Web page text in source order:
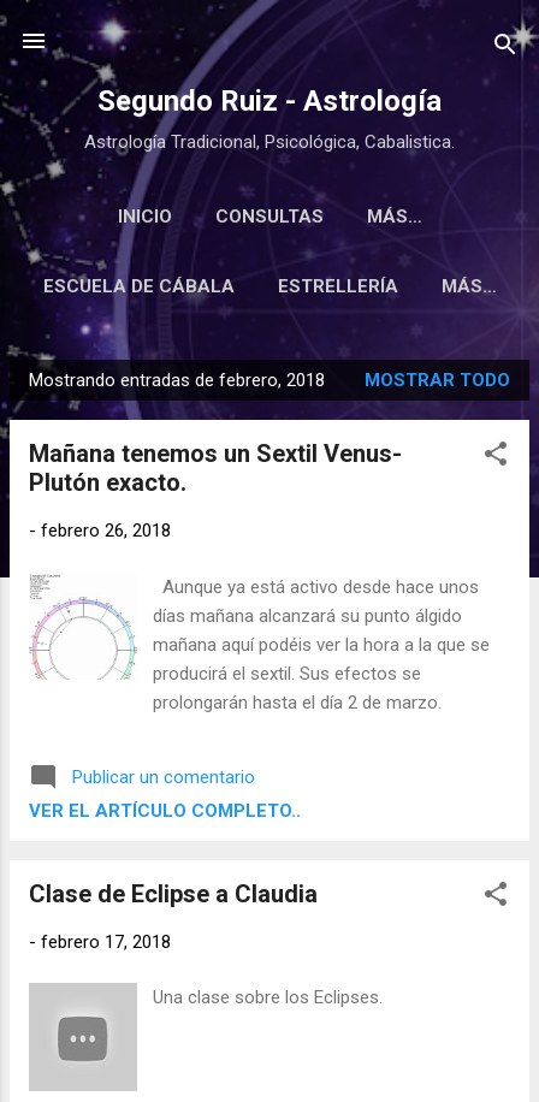
Ir al contenido principal
Segundo Ruiz - Astrología
Astrología Tradicional, Psicológica, Cabalistica.
INICIO CONSULTAS MÁS…
ESCUELA DE CÁBALA ESTRELLERÍA MÁS…
E
n
Mostrando entradas de febrero, 2018 MOSTRAR TODO
Mañana tenemos un Sextil Venus-
Plutón exacto.
- febrero 26, 2018
Aunque ya está activo desde hace unos
días mañana alcanzará su punto álgido
mañana aquí podéis ver la hora a la que se
producirá el sextil. Sus efectos se
prolongarán hasta el día 2 de marzo.
Publicar un comentario
VER EL ARTÍCULO COMPLETO..
Clase de Eclipse a Claudia
- febrero 17, 2018
Una clase sobre los Eclipses.